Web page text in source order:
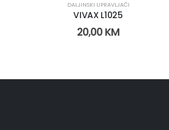
DALJINSKI UPRAVLJAČI
VIVAX L1025
20,00 KM